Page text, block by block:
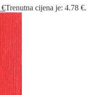
€Trenutna cijena je: 4.78 €.